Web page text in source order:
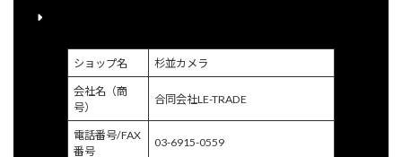
ショップ名 杉並カメラ
会社名（商
号）
合同会社LE-TRADE
電話番号/FAX
番号
03-6915-0559